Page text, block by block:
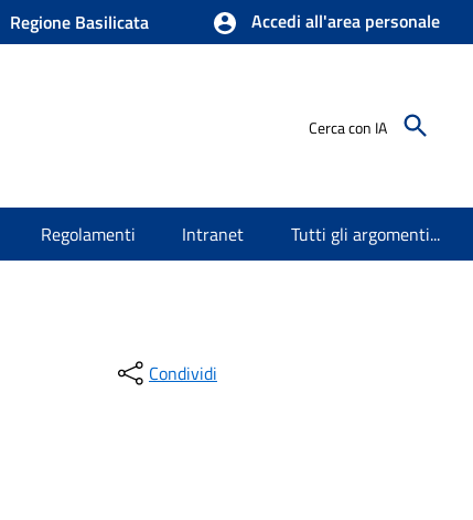
Regione Basilicata Accedi all'area personale
Cerca con IA
Regolamenti Intranet Tutti gli argomenti...
Condividi